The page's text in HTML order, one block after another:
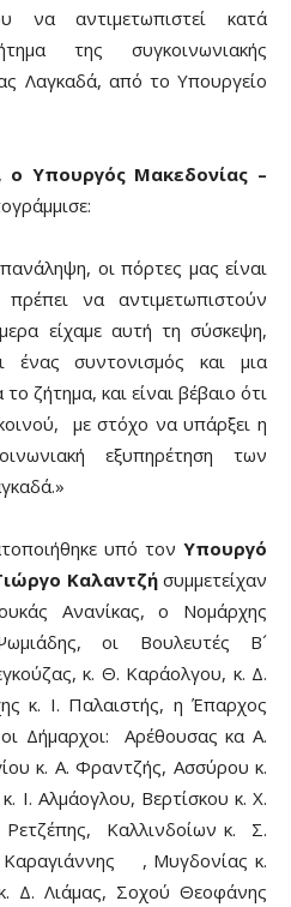
να αντιμετωπιστεί κατά
της συγκοινωνιακής
Λαγκαδά, από το Υπουργείο
ο Υπουργός Μακεδονίας –
οι πόρτες μας είναι
να αντιμετωπιστούν
είχαμε αυτή τη σύσκεψη,
ένας συντονισμός και μια
ζήτημα, και είναι βέβαιο ότι
με στόχο να υπάρξει η
εξυπηρέτηση των
υπό τον Υπουργό
Καλαντζήσυμμετείχαν
Ανανίκας, ο Νομάρχης
οι Βουλευτές Β´
κ. Θ. Καράολγου, κ. Δ.
κ. Ι. Παλαιστής, η Έπαρχος
Δήμαρχοι: Αρέθουσας κα Α.
κ. Α. Φραντζής, Ασσύρου κ.
Ι. Αλμάογλου, Βερτίσκου κ. Χ.
Ρετζέπης, Καλλινδοίων κ. Σ.
, Μυγδονίας κ.
Δ. Λιάμας, Σοχού Θεοφάνης